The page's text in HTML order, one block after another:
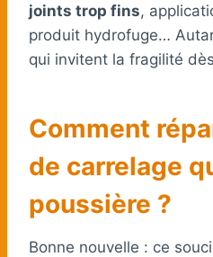
joints trop fins,
produit hydrofuge…
qui invitent la fragilité
Comment
de carrelage
poussière ?
Bonne nouvelle : ce